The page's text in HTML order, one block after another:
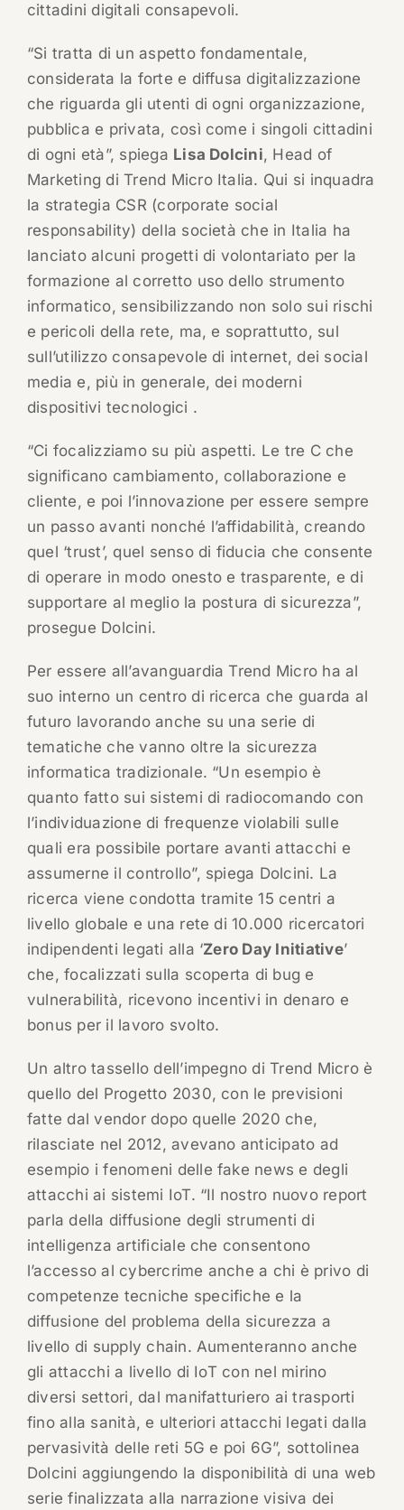
cittadini digitali consapevoli.
“Si tratta di un aspetto fondamentale,
considerata la forte e diffusa digitalizzazione
che riguarda gli utenti di ogni organizzazione,
pubblica e privata, così come i singoli cittadini
di ogni età”, spiega Lisa Dolcini, Head of
Marketing di Trend Micro Italia. Qui si inquadra
la strategia CSR (corporate social
responsability) della società che in Italia ha
lanciato alcuni progetti di volontariato per la
formazione al corretto uso dello strumento
informatico, sensibilizzando non solo sui rischi
e pericoli della rete, ma, e soprattutto, sul
sull’utilizzo consapevole di internet, dei social
media e, più in generale, dei moderni
dispositivi tecnologici .
“Ci focalizziamo su più aspetti. Le tre C che
significano cambiamento, collaborazione e
cliente, e poi l’innovazione per essere sempre
un passo avanti nonché l’affidabilità, creando
quel ‘trust’, quel senso di fiducia che consente
di operare in modo onesto e trasparente, e di
supportare al meglio la postura di sicurezza”,
prosegue Dolcini.
Per essere all’avanguardia Trend Micro ha al
suo interno un centro di ricerca che guarda al
futuro lavorando anche su una serie di
tematiche che vanno oltre la sicurezza
informatica tradizionale. “Un esempio è
quanto fatto sui sistemi di radiocomando con
l’individuazione di frequenze violabili sulle
quali era possibile portare avanti attacchi e
assumerne il controllo”, spiega Dolcini. La
ricerca viene condotta tramite 15 centri a
livello globale e una rete di 10.000 ricercatori
indipendenti legati alla ‘Zero Day Initiative’
che, focalizzati sulla scoperta di bug e
vulnerabilità, ricevono incentivi in denaro e
bonus per il lavoro svolto.
Un altro tassello dell’impegno di Trend Micro è
quello del Progetto 2030, con le previsioni
fatte dal vendor dopo quelle 2020 che,
rilasciate nel 2012, avevano anticipato ad
esempio i fenomeni delle fake news e degli
attacchi ai sistemi IoT. “Il nostro nuovo report
parla della diffusione degli strumenti di
intelligenza artificiale che consentono
l’accesso al cybercrime anche a chi è privo di
competenze tecniche specifiche e la
diffusione del problema della sicurezza a
livello di supply chain. Aumenteranno anche
gli attacchi a livello di IoT con nel mirino
diversi settori, dal manifatturiero ai trasporti
fino alla sanità, e ulteriori attacchi legati dalla
pervasività delle reti 5G e poi 6G”, sottolinea
Dolcini aggiungendo la disponibilità di una web
serie finalizzata alla narrazione visiva dei